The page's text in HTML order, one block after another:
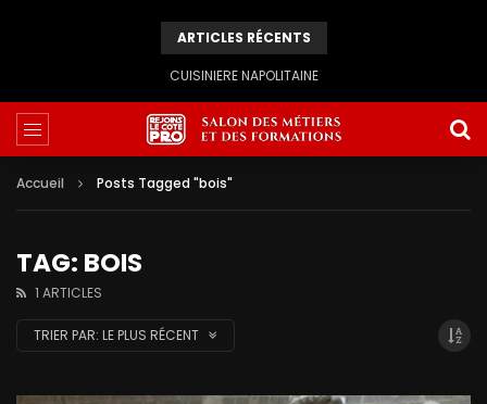
ARTICLES RÉCENTS
CUISINIERE NAPOLITAINE
Accueil Posts Tagged "bois"
TAG: BOIS
1 ARTICLES
TRIER PAR: LE PLUS RÉCENT